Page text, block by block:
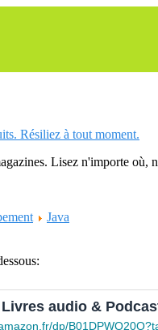
Résiliez à tout moment.
Lisez n'importe où,
Java
audio &
dp/